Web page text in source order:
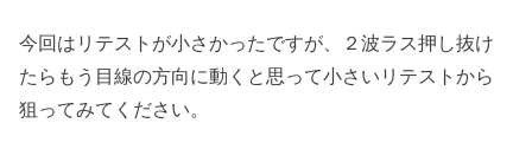
今回はリテストが小さかったですが、２波ラス押し抜け
たらもう目線の方向に動くと思って小さいリテストから
狙ってみてください。